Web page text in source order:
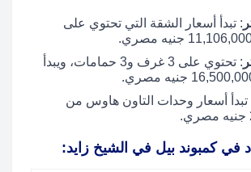
: تبدأ أسعار الشقة التي تحتوي على
: تحتوي على 3 غرف و3 حمامات، ويبدأ
تبدأ أسعار وحدات التاون هاوس من
في كمبوند بيل في الشيخ زايد: